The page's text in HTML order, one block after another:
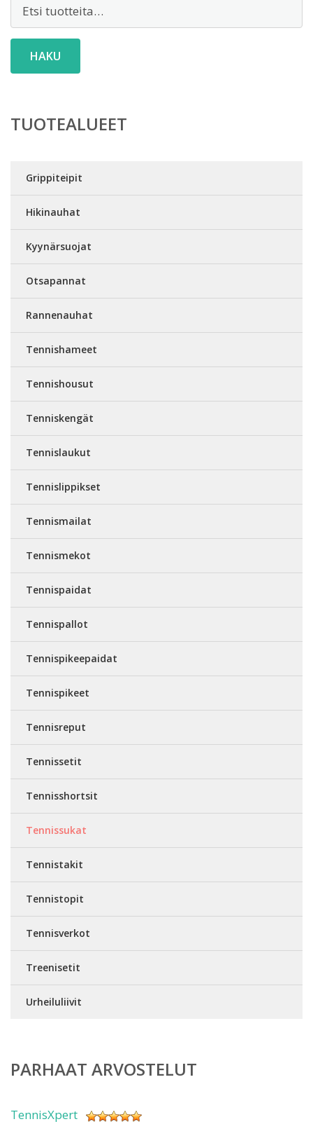
HAKU
TUOTEALUEET
Grippiteipit
Hikinauhat
Kyynärsuojat
Otsapannat
Rannenauhat
Tennishameet
Tennishousut
Tenniskengät
Tennislaukut
Tennislippikset
Tennismailat
Tennismekot
Tennispaidat
Tennispallot
Tennispikeepaidat
Tennispikeet
Tennisreput
Tennissetit
Tennisshortsit
Tennissukat
Tennistakit
Tennistopit
Tennisverkot
Treenisetit
Urheiluliivit
PARHAAT ARVOSTELUT
TennisXpert